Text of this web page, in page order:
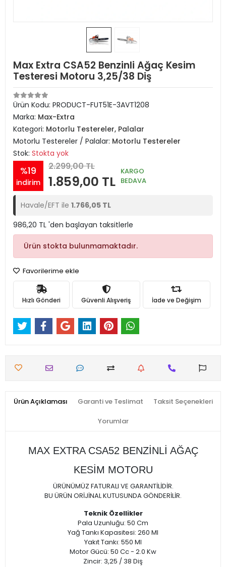
Max Extra CSA52 Benzinli Ağaç Kesim
Testeresi Motoru 3,25/38 Diş
Ürün Kodu: PRODUCT-FUT51E-3AVT1208
Marka: Max-Extra
Kategori: Motorlu Testereler, Palalar
Motorlu Testereler / Palalar: Motorlu Testereler
Stok: Stokta yok
%19
indirim
2.299,00 TL
1.859,00 TL
KARGO
BEDAVA
Havale/EFT ile 1.766,05 TL
986,20 TL 'den başlayan taksitlerle
Ürün stokta bulunmamaktadır.
Favorilerime ekle
Hızlı Gönderi Güvenli Alışveriş İade ve Değişim
Ürün Açıklaması Garanti ve Teslimat Taksit Seçenekleri
Yorumlar
MAX EXTRA CSA52 BENZİNLİ AĞAÇ
KESİM MOTORU
ÜRÜNÜMÜZ FATURALI VE GARANTİLİDİR.
BU ÜRÜN ORİJİNAL KUTUSUNDA GÖNDERİLİR.
Teknik Özellikler
Pala Uzunluğu: 50 Cm
Yağ Tankı Kapasitesi: 260 Ml
Yakıt Tankı: 550 Ml
Motor Gücü: 50 Cc - 2.0 Kw
Zincir: 3,25 / 38 Diş